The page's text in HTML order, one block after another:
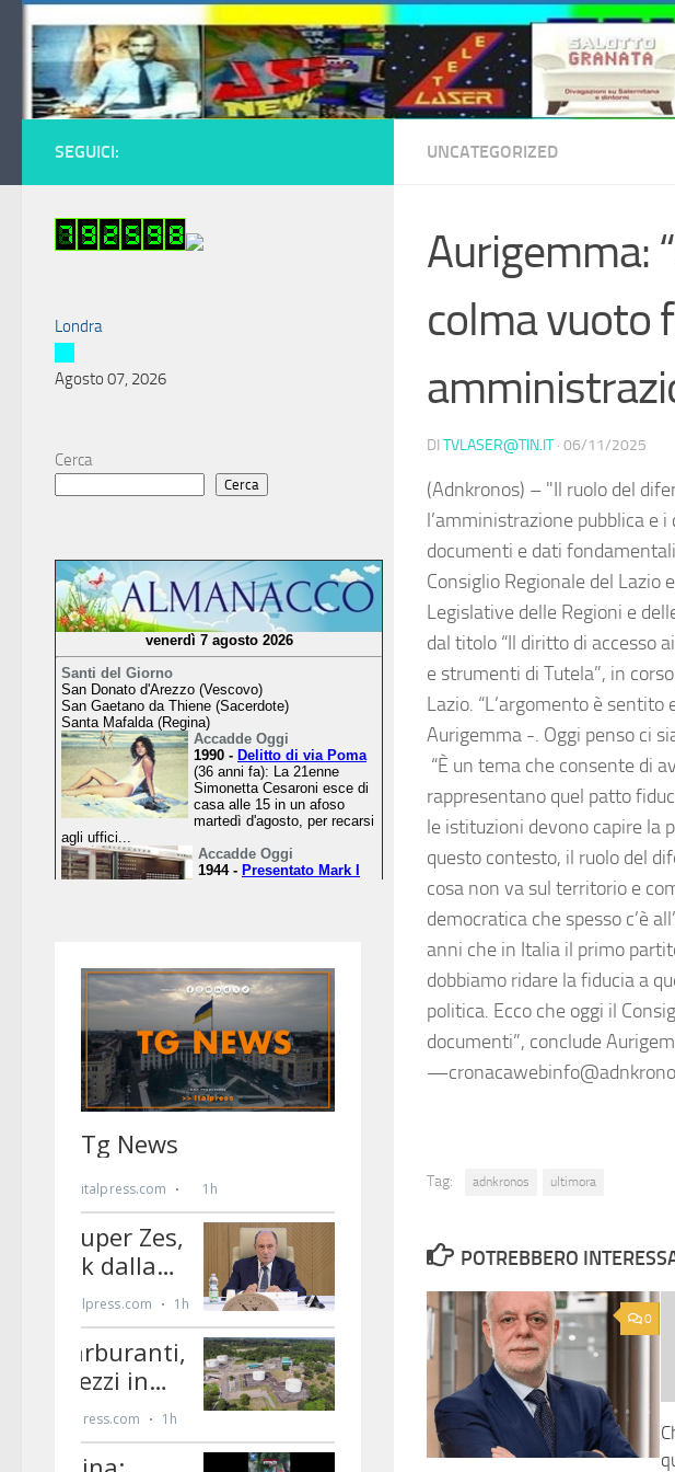
Salta al contenuto
UNCATEGORIZED
Aurigemma:
colma vuoto
DI TVLASER@TIN.IT · 06/11/2025
(Adnkronos) – "Il ruolo del
l’amministrazione pubblica e
documenti e dati
Consiglio Regionale del Lazio
Legislative delle Regioni e
dal titolo “Il diritto di accesso
e strumenti di Tutela”, in
Lazio. “L’argomento è
Aurigemma -. Oggi penso ci
“È un tema che consente di
rappresentano quel patto
le istituzioni devono capire la
questo contesto, il ruolo del
cosa non va sul territorio e
democratica che spesso c’è
anni che in Italia il primo
dobbiamo ridare la fiducia a
politica. Ecco che oggi il
documenti”, conclude
Tag: adnkronos ultimora
POTREBBERO
0
SEGUICI:
Londra
Agosto 07, 2026
Cerca
Cerca